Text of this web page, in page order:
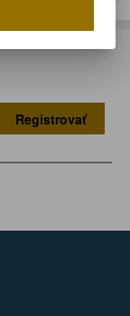
Registrovať